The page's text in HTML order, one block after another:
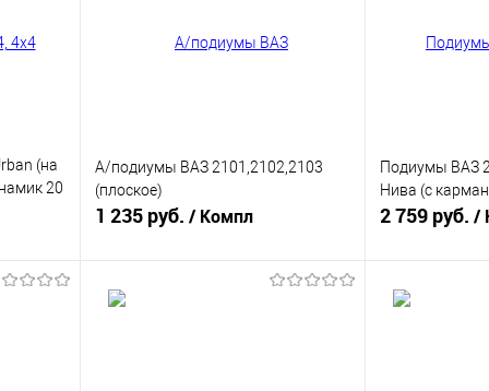
(на
20
А/подиумы ВАЗ 2101,2102,2103
(плоское)
1 235 руб. / Компл
Подиумы ВАЗ
Нива (с
2 759 руб. /